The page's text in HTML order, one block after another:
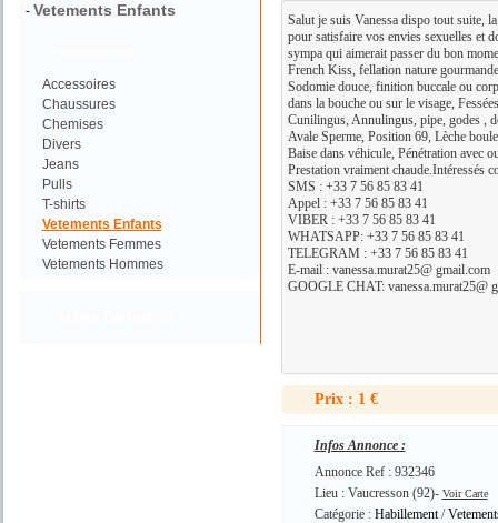
- Vetements Enfants
Accessoires
Chaussures
Chemises
Divers
Jeans
Pulls
T-shirts
Vetements Enfants
Vetements Femmes
Vetements Hommes
Salut je suis Vanessa dispo tout suite,
pour satisfaire vos envies sexuelles et
sympa qui aimerait passer du bon
French Kiss, fellation nature
Sodomie douce, finition buccale ou
dans la bouche ou sur le visage,
Cunilingus, Annulingus, pipe, godes ,
Avale Sperme, Position 69, Lèche
Baise dans véhicule, Pénétration avec
Prestation vraiment chaude.Intéressés
SMS : +33 7 56 85 83 41
Appel : +33 7 56 85 83 41
VIBER : +33 7 56 85 83 41
WHATSAPP: +33 7 56 85 83 41
TELEGRAM : +33 7 56 85 83 41
E-mail : vanessa.murat25@ gmail.com
GOOGLE CHAT: vanessa.murat25@
Prix : 1 €
Infos Annonce :
Annonce Ref : 932346
Lieu : Vaucresson (92)- Voir Carte
Catégorie : Habillement/